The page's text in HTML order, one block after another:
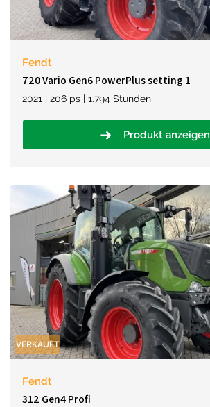
Fendt
720 Vario Gen6 PowerPlus setting 1
2021 | 206 ps | 1.794 Stunden
Produkt anzeigen
VERKAUFT
Fendt
312 Gen4 Profi